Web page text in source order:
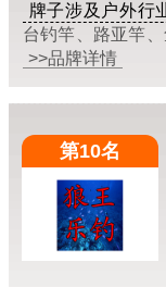
牌子涉及户外行
台钓竿、路亚竿
>>品牌详情
第10名